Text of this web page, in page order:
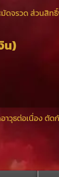
ดจรวด ส่วน
น)
าวุธต่อเนื่อง